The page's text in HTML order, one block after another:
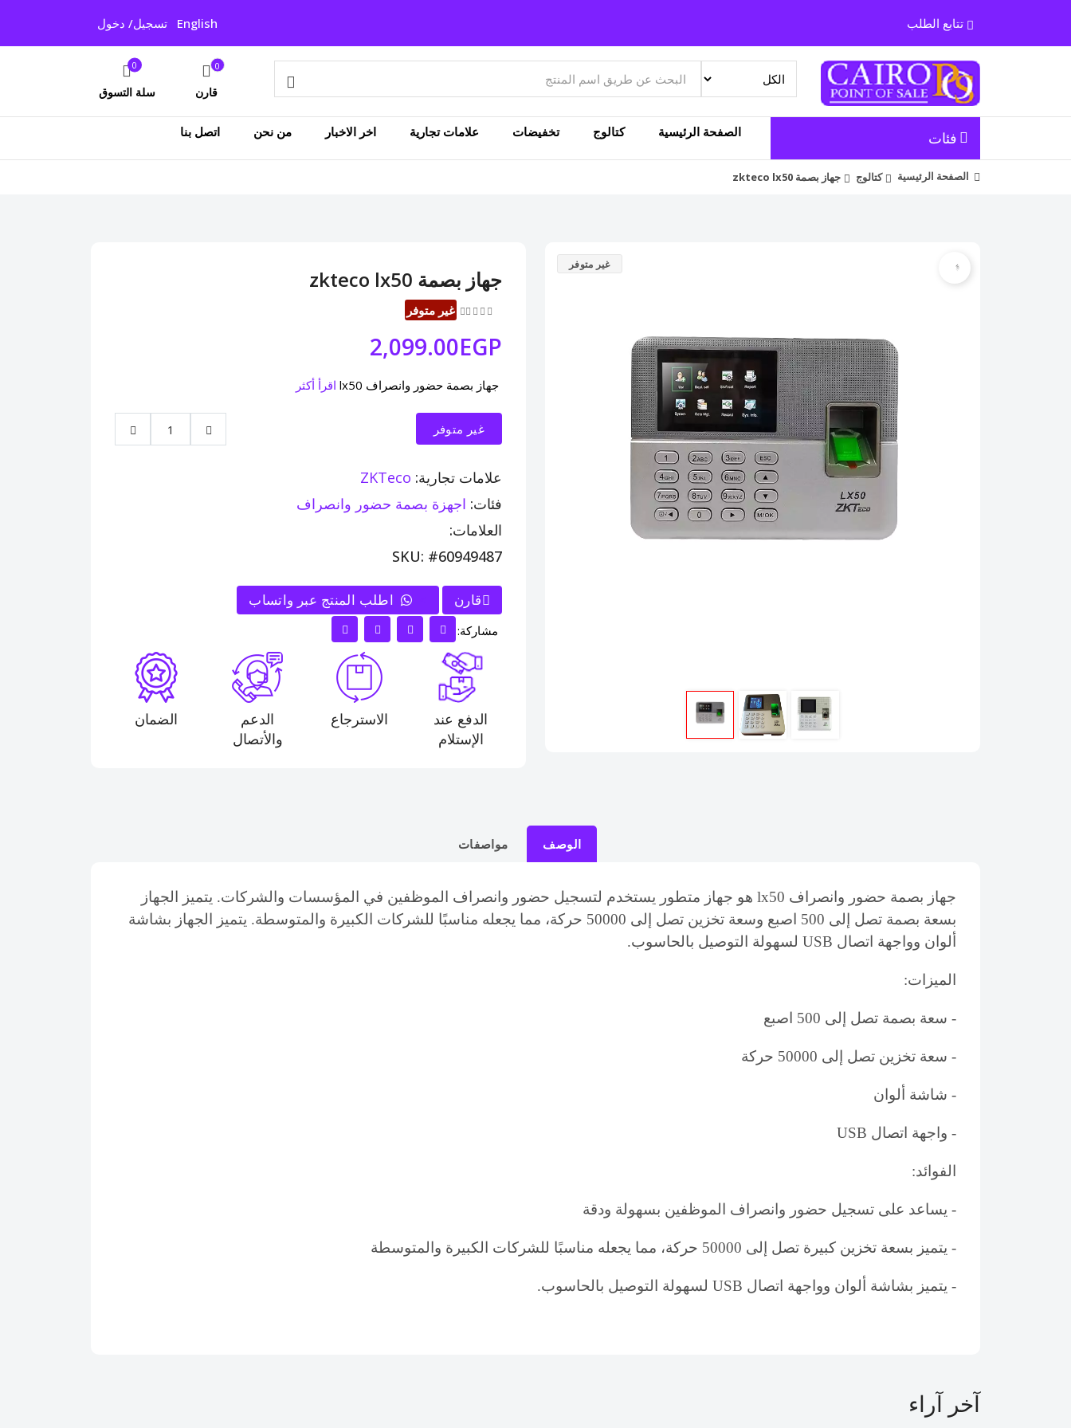
تتابع الطلب English تسجيل/ دخول
0
قارن
0
سلة التسوق
فئات الصفحة الرئيسية كتالوج تخفيضات علامات تجارية اخر الاخبار من نحن اتصل بنا
الصفحة الرئيسية كتالوج جهاز بصمة zkteco lx50
غير متوفر
جهاز بصمة zkteco lx50
غير متوفر
2,099.00EGP
جهاز بصمة حضور وانصراف lx50 اقرأ أكثر
غير متوفر
علامات تجارية: ZKTeco
فئات: اجهزة بصمة حضور وانصراف
العلامات:
SKU: #60949487
قارن اطلب المنتج عبر واتساب
مشاركة:
الدفع عند
الإستلام
الاسترجاع
الدعم
والأتصال
الضمان
الوصف مواصفات
جهاز بصمة حضور وانصراف lx50 هو جهاز متطور يستخدم لتسجيل حضور وانصراف الموظفين في المؤسسات والشركات. يتميز الجهاز
بسعة بصمة تصل إلى 500 اصبع وسعة تخزين تصل إلى 50000 حركة، مما يجعله مناسبًا للشركات الكبيرة والمتوسطة. يتميز الجهاز بشاشة
ألوان وواجهة اتصال USB لسهولة التوصيل بالحاسوب.
الميزات:
- سعة بصمة تصل إلى 500 اصبع
- سعة تخزين تصل إلى 50000 حركة
- شاشة ألوان
- واجهة اتصال USB
الفوائد:
- يساعد على تسجيل حضور وانصراف الموظفين بسهولة ودقة
- يتميز بسعة تخزين كبيرة تصل إلى 50000 حركة، مما يجعله مناسبًا للشركات الكبيرة والمتوسطة
- يتميز بشاشة ألوان وواجهة اتصال USB لسهولة التوصيل بالحاسوب.
آخر آراء